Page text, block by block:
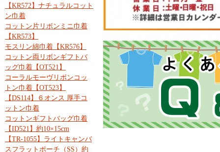
【KR572】ナチュラルコット
ン巾着
コットン片リボンミニ巾着
【KR573】
モスリン綿巾着【KR576】
コットン両リボンギフトバ
ッグ巾着【OT521】
コーラルモーヴリボンコッ
トン巾着【OT523】
【DS114】６オンス 厚手コ
ットン巾着
コットンギフトバッグ巾着
【ID521】約10×15cm
【TR-1055】ライトキャンバ
スフラットポーチ（SS）約